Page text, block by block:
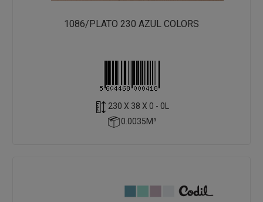
1086/PLATO 230 AZUL COLORS
230 X 38 X 0 - 0L
0.0035M³